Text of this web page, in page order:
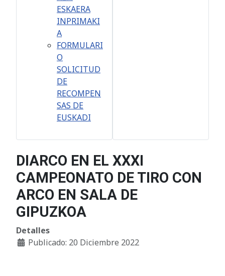
ESKAERA
INPRIMAKI
A
FORMULARI
O
SOLICITUD
DE
RECOMPEN
SAS DE
EUSKADI
DIARCO EN EL XXXI
CAMPEONATO DE TIRO CON
ARCO EN SALA DE
GIPUZKOA
Detalles
Publicado: 20 Diciembre 2022